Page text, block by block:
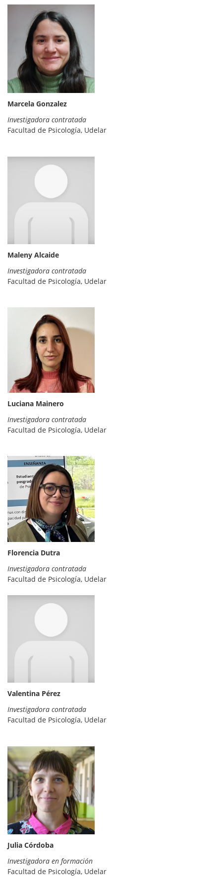
Marcela Gonzalez
Investigadora contratada
Facultad de Psicología, Udelar
Maleny Alcaide
Investigadora contratada
Facultad de Psicología, Udelar
Luciana Mainero
Investigadora contratada
Facultad de Psicología, Udelar
Florencia Dutra
Investigadora contratada
Facultad de Psicología, Udelar
Valentina Pérez
Investigadora contratada
Facultad de Psicología, Udelar
Julia Córdoba
Investigadora en formación
Facultad de Psicología, Udelar